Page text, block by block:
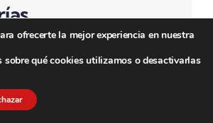
ofrecerte la mejor experiencia en nuestra
sobre qué cookies utilizamos o desactivarlas